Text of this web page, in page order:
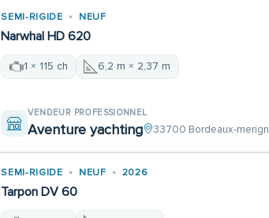
SEMI-RIGIDE NEUF
Narwhal HD 620
1 × 115 ch 6,2 m × 2,37 m
VENDEUR PROFESSIONNEL
Aventure yachting 33700 Bordeaux-
SEMI-RIGIDE NEUF 2026
Tarpon DV 60